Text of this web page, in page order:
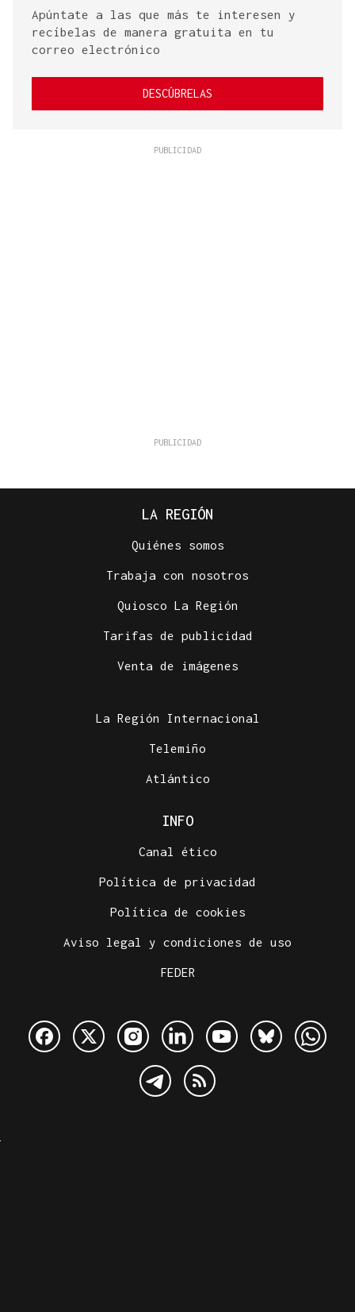
Apúntate a las que más te interesen y
recíbelas de manera gratuita en tu
correo electrónico
DESCÚBRELAS
LA REGIÓN
Quiénes somos
Trabaja con nosotros
Quiosco La Región
Tarifas de publicidad
Venta de imágenes
La Región Internacional
Telemiño
Atlántico
INFO
Canal ético
Política de privacidad
Política de cookies
Aviso legal y condiciones de uso
FEDER